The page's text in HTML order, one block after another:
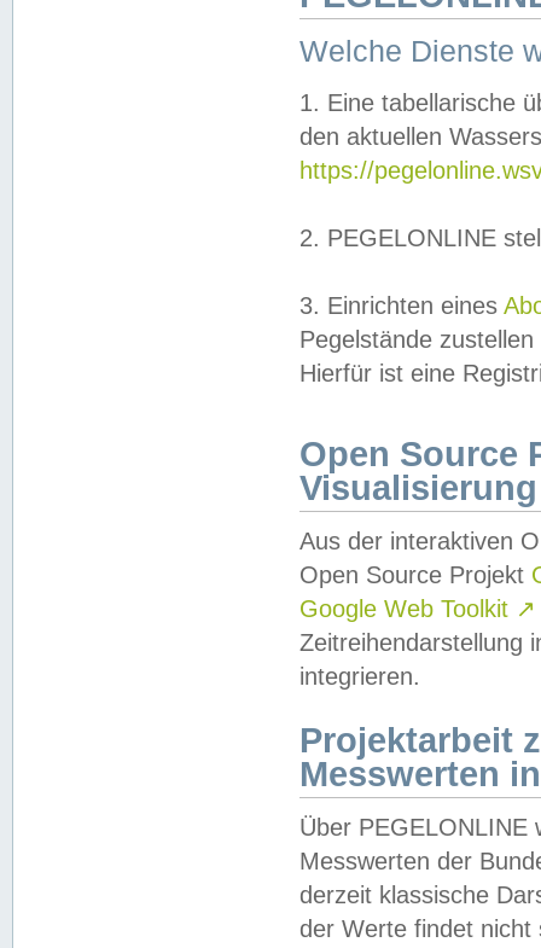
Welche Dienste
1. Eine tabellarische
den aktuellen
https://
2. PEGELONLINE
3. Einrichten eines
Pegelstände
Hierfür ist eine
Open Source
Visualisierung
Aus der interaktiven
Open Source Projekt
Google Web Toolkit ↗
Zeitreihendarstellung
integrieren.
Projektarbeit
Messwerten
Über PEGELONLINE
Messwerten der
derzeit klassische
der Werte findet